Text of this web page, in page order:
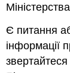
Є питання
інформації